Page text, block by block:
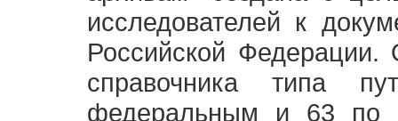
исследователей к
Российской
справочника типа
федеральным и 63 по